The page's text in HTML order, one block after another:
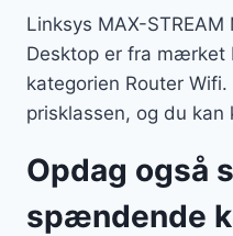
Linksys MAX-
Desktop er fra mærket
kategorien Router
prisklassen, og du
Opdag også
spændende